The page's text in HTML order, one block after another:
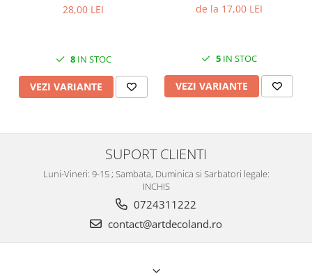
28,00 LEI
8IN STOC
VEZI VARIANTE
de la 17,00 LEI
5IN STOC
VEZI VARIANTE
SUPORT CLIENTI
Luni-Vineri: 9-15 ; Sambata, Duminica si Sarbatori legale:
INCHIS
0724311222
contact@artdecoland.ro